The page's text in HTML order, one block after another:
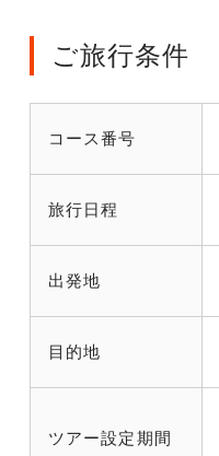
ご旅行条件
コース番号
旅行日程
出発地
目的地
ツアー設定期間